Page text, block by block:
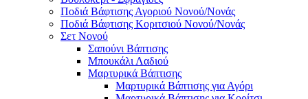
Ποδιά Βάφτισης Αγοριού Νονού/Νονάς
Ποδιά Βάφτισης Κοριτσιού Νονού/Νονάς
Σετ Νονού
Σαπούνι Βάπτισης
Μπουκάλι Λαδιού
Μαρτυρικά Βάπτισης
Μαρτυρικά Βάπτισης για Αγόρι